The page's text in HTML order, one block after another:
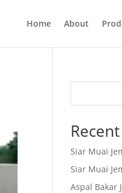
Home About
Siar Muai
Siar Muai
Aspal Bakar